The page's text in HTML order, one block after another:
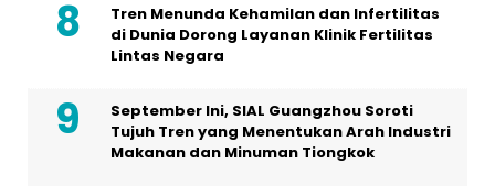
Tren Menunda Kehamilan dan Infertilitas
di Dunia Dorong Layanan Klinik Fertilitas
Lintas Negara
September Ini, SIAL Guangzhou Soroti
Tujuh Tren yang Menentukan Arah Industri
Makanan dan Minuman Tiongkok